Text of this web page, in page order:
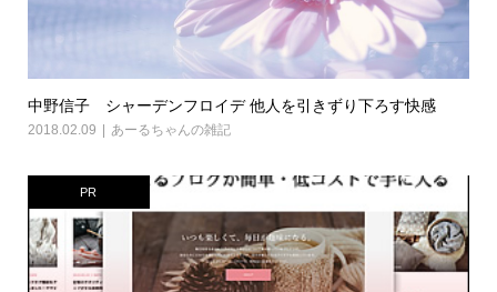
中野信子 シャーデンフロイデ 他人を引きずり下ろす快感
2018.02.09 あーるちゃんの雑記
PR